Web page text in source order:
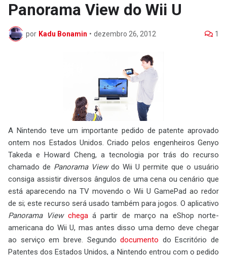
Panorama View do Wii U
por Kadu Bonamin • dezembro 26, 2012 1
A Nintendo teve um importante pedido de patente aprovado
ontem nos Estados Unidos. Criado pelos engenheiros Genyo
Takeda e Howard Cheng, a tecnologia por trás do recurso
chamado de Panorama Viewdo Wii U permite que o usuário
consiga assistir diversos ângulos de uma cena ou cenário que
está aparecendo na TV movendo o Wii U GamePad ao redor
de si; este recurso será usado também para jogos. O aplicativo
Panorama View chegaá partir de março na eShop norte-
americana do Wii U, mas antes disso uma demo deve chegar
ao serviço em breve. Segundodocumento do Escritório de
Patentes dos Estados Unidos, a Nintendo entrou com o pedido